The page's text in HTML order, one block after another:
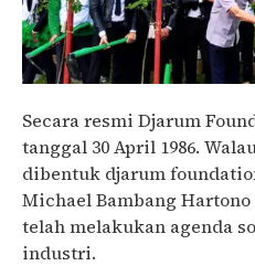
Secara resmi Djarum
tanggal 30 April 1986.
dibentuk djarum
Michael Bambang
telah melakukan agenda
industri.